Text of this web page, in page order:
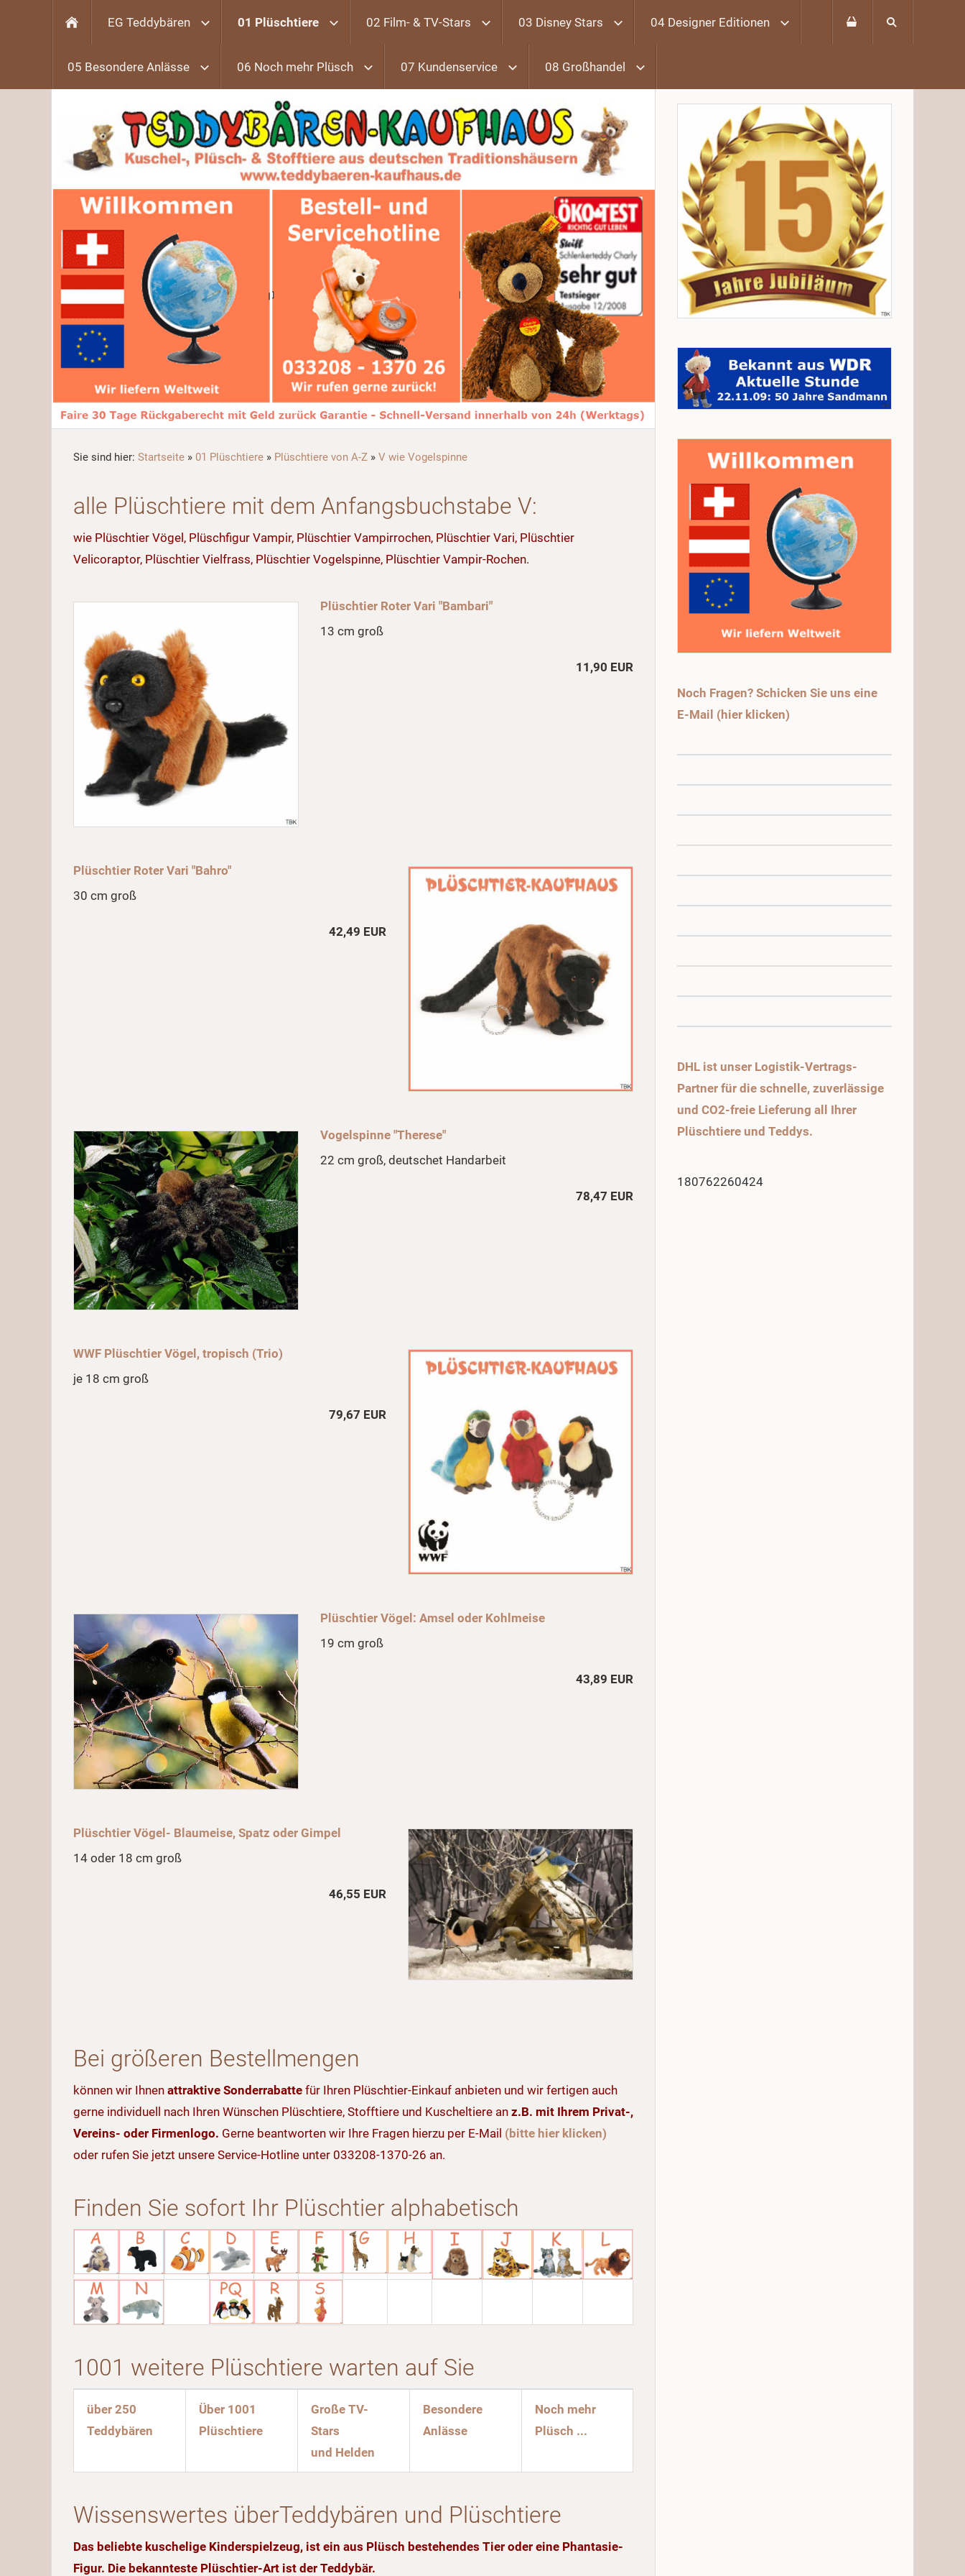
EG Teddybären 01 Plüschtiere 02 Film- & TV-Stars 03 Disney Stars 04 Designer Editionen
05 Besondere Anlässe 06 Noch mehr Plüsch 07 Kundenservice 08 Großhandel
Sie sind hier: Startseite » 01 Plüschtiere » Plüschtiere von A-Z » V wie Vogelspinne
alle Plüschtiere mit dem Anfangsbuchstabe V:
wie Plüschtier Vögel, Plüschfigur Vampir, Plüschtier Vampirrochen, Plüschtier Vari, Plüschtier
Velicoraptor, Plüschtier Vielfrass, Plüschtier Vogelspinne, Plüschtier Vampir-Rochen.
Plüschtier Roter Vari "Bambari"
13 cm groß
11,90 EUR
Plüschtier Roter Vari "Bahro"
30 cm groß
42,49 EUR
Vogelspinne "Therese"
22 cm groß, deutschet Handarbeit
78,47 EUR
WWF Plüschtier Vögel, tropisch (Trio)
je 18 cm groß
79,67 EUR
Plüschtier Vögel: Amsel oder Kohlmeise
19 cm groß
43,89 EUR
Plüschtier Vögel- Blaumeise, Spatz oder Gimpel
14 oder 18 cm groß
46,55 EUR
Bei größeren Bestellmengen
können wir Ihnen attraktive Sonderrabatte für Ihren Plüschtier-Einkauf anbieten und wir fertigen auch
gerne individuell nach Ihren Wünschen Plüschtiere, Stofftiere und Kuscheltiere an z.B. mit Ihrem Privat-,
Vereins- oder Firmenlogo. Gerne beantworten wir Ihre Fragen hierzu per E-Mail (bitte hier klicken)
oder rufen Sie jetzt unsere Service-Hotline unter 033208-1370-26 an.
Finden Sie sofort Ihr Plüschtier alphabetisch
1001 weitere Plüschtiere warten auf Sie
über 250
Teddybären
Über 1001
Plüschtiere
Große TV-
Stars
und Helden
Besondere
Anlässe
Noch mehr
Plüsch ...
Wissenswertes überTeddybären und Plüschtiere
Das beliebte kuschelige Kinderspielzeug, ist ein aus Plüsch bestehendes Tier oder eine Phantasie-
Figur. Die bekannteste Plüschtier-Art ist der Teddybär.
Noch Fragen? Schicken Sie uns eine
E-Mail (hier klicken)
DHL ist unser Logistik-Vertrags-
Partner für die schnelle, zuverlässige
und CO2-freie Lieferung all Ihrer
Plüschtiere und Teddys.
180762260424